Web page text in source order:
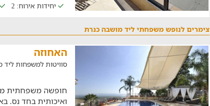
יחידות אירוח: 2
צימרים לנופש משפחתי ליד מושבה כנרת
האחוזה
סוויטות למשפחות ליד
חופשה משפחתית